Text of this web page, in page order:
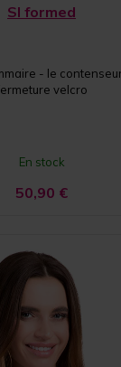
SI formed
- le
velcro
En stock
50,90 €